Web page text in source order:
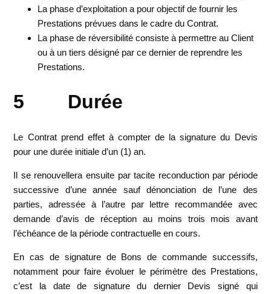
La phase d’exploitation a pour objectif de fournir les
Prestations prévues dans le cadre du Contrat.
La phase de réversibilité consiste à permettre au Client
ou à un tiers désigné par ce dernier de reprendre les
Prestations.
5 Durée
Le Contrat prend effet à compter de la signature du Devis
pour une durée initiale d’un (1) an.
Il se renouvellera ensuite par tacite reconduction par période
successive d’une année sauf dénonciation de l’une des
parties, adressée à l’autre par lettre recommandée avec
demande d’avis de réception au moins trois mois avant
l’échéance de la période contractuelle en cours.
En cas de signature de Bons de commande successifs,
notamment pour faire évoluer le périmètre des Prestations,
c’est la date de signature du dernier Devis signé qui